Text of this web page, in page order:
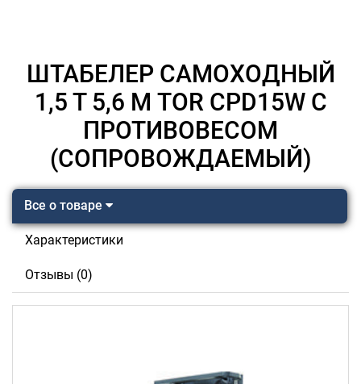
ШТАБЕЛЕР САМОХОДНЫЙ
1,5 Т 5,6 М TOR CPD15W С
ПРОТИВОВЕСОМ
(СОПРОВОЖДАЕМЫЙ)
Все о товаре
Характеристики
Отзывы (0)